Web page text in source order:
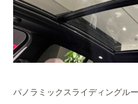
パノラミックスライディングル